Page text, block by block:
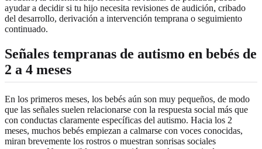
ayudar a decidir si tu hijo necesita revisiones de audición, cribado
del desarrollo, derivación a intervención temprana o seguimiento
continuado.
Señales tempranas de autismo en bebés de
2 a 4 meses
En los primeros meses, los bebés aún son muy pequeños, de modo
que las señales suelen relacionarse con la respuesta social más que
con conductas claramente específicas del autismo. Hacia los 2
meses, muchos bebés empiezan a calmarse con voces conocidas,
miran brevemente los rostros o muestran sonrisas sociales